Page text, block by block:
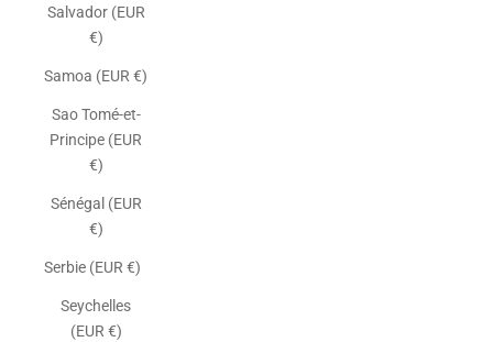
Salvador (EUR
€)
Samoa (EUR €)
Sao Tomé-et-
Principe (EUR
€)
Sénégal (EUR
€)
Serbie (EUR €)
Seychelles
(EUR €)